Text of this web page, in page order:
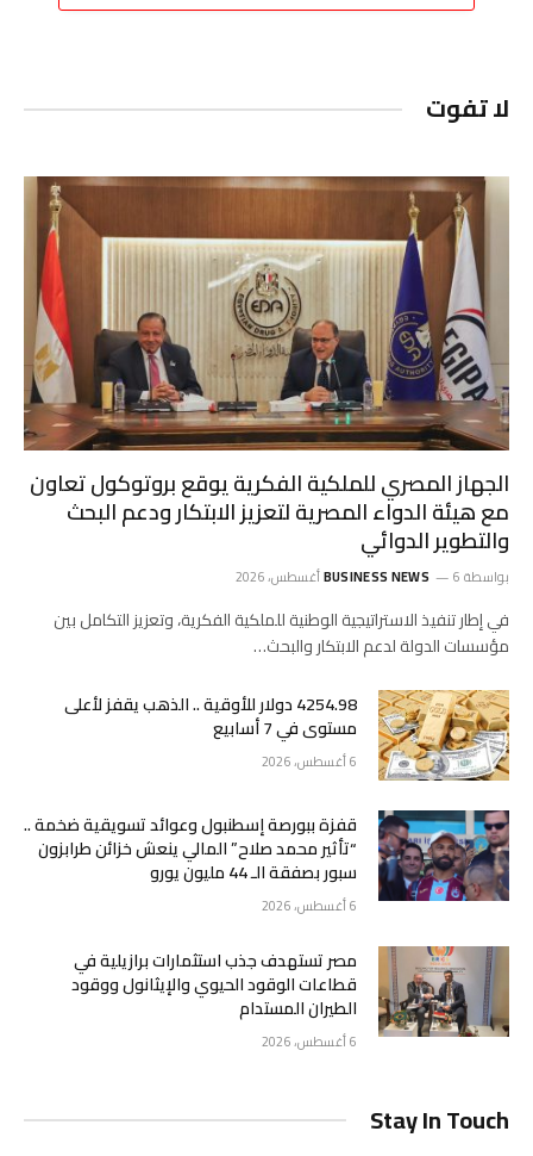
لا تفوت
الجهاز المصري للملكية الفكرية يوقع بروتوكول تعاون
مع هيئة الدواء المصرية لتعزيز الابتكار ودعم البحث
والتطوير الدوائي
بواسطة BUSINESS NEWS 6 أغسطس، 2026
في إطار تنفيذ الاستراتيجية الوطنية للملكية الفكرية، وتعزيز التكامل بين
مؤسسات الدولة لدعم الابتكار والبحث…
4254.98 دولار للأوقية .. الذهب يقفز لأعلى
مستوى في 7 أسابيع
6 أغسطس، 2026
قفزة ببورصة إسطنبول وعوائد تسويقية ضخمة ..
“تأثير محمد صلاح” المالي ينعش خزائن طرابزون
سبور بصفقة الـ 44 مليون يورو
6 أغسطس، 2026
مصر تستهدف جذب استثمارات برازيلية في
قطاعات الوقود الحيوي والإيثانول ووقود
الطيران المستدام
6 أغسطس، 2026
Stay In Touch